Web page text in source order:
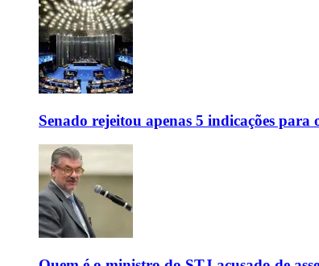
Senado rejeitou apenas 5 indicações para